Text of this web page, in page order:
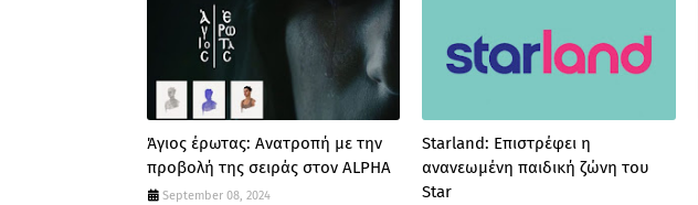
Άγιος έρωτας: Ανατροπή με την
προβολή της σειράς στον ALPHA
September 08, 2024
Starland: Επιστρέφει η
ανανεωμένη παιδική ζώνη του
Star